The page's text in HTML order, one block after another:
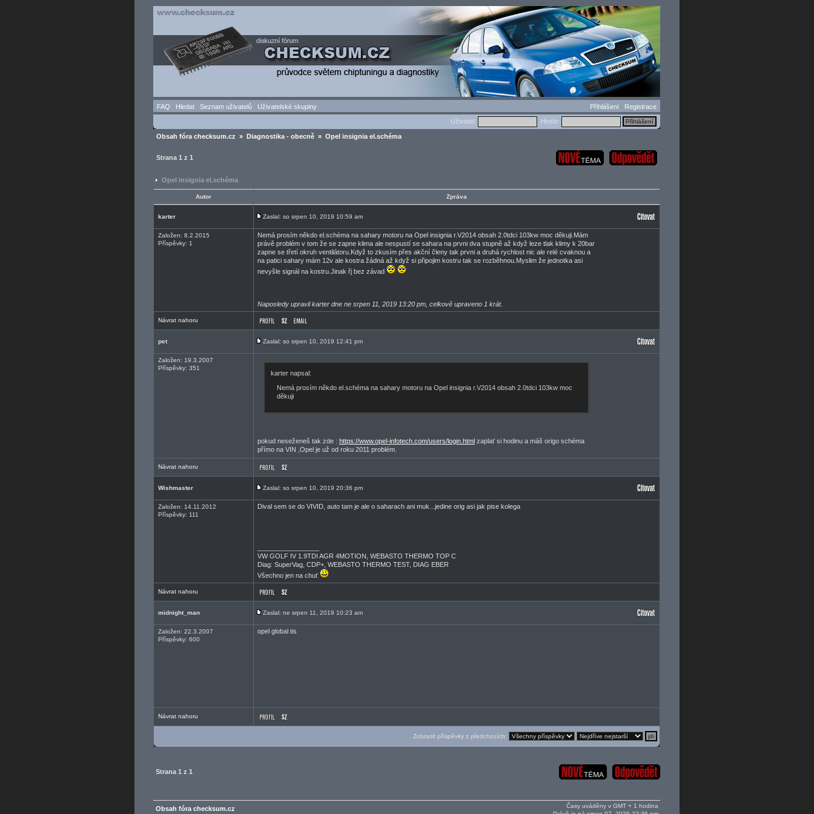
FAQ Hledat Seznam uživatelů Uživatelské skupiny Přihlášení
Registrace
Uživatel:
Heslo:
Obsah fóra checksum.cz » Diagnostika - obecně » Opel insignia el.schéma
Strana 1 z 1
Opel insignia el.schéma
Autor Zpráva
karter Zaslal: so srpen 10, 2019 10:59 am
Založen: 8.2.2015
Příspěvky: 1
Nemá prosím někdo el.schéma na sahary motoru na Opel insignia r.V2014 obsah 2.0tdci 103kw moc děkuji.Mám
právě problém v tom že se zapne klima ale nespustí se sahara na prvni dva stupně až když leze tlak klimy k 20bar
zapne se třetí okruh ventilátoru.Když to zkusím přes akční členy tak prvni a druhá rychlost nic ale relé cvaknou a
na patici sahary mám 12v ale kostra žádná až když si připojim kostru tak se rozběhnou.Myslim že jednotka asi
nevyšle signál na kostru.Jinak řj bez závad
Naposledy upravil karter dne ne srpen 11, 2019 13:20 pm, celkově upraveno 1 krát.
Návrat nahoru
pet Zaslal: so srpen 10, 2019 12:41 pm
Založen: 19.3.2007
Příspěvky: 351
karter napsal:
Nemá prosím někdo el.schéma na sahary motoru na Opel insignia r.V2014 obsah 2.0tdci 103kw moc
děkuji
pokud neseženeš tak zde : https://www.opel-infotech.com/users/login.html zaplať si hodinu a máš origo schéma
přímo na VIN ,Opel je už od roku 2011 problém.
Návrat nahoru
Wishmaster Zaslal: so srpen 10, 2019 20:36 pm
Založen: 14.11.2012
Příspěvky: 111
Dival sem se do VIVID, auto tam je ale o saharach ani muk...jedine orig asi jak pise kolega
VW GOLF IV 1.9TDI AGR 4MOTION, WEBASTO THERMO TOP C
Diag: SuperVag, CDP+, WEBASTO THERMO TEST, DIAG EBER
Všechno jen na chuť
Návrat nahoru
midnight_man Zaslal: ne srpen 11, 2019 10:23 am
Založen: 22.3.2007
Příspěvky: 600
opel global tis
Návrat nahoru
Zobrazit příspěvky z předchozích:
Strana 1 z 1
Časy uváděny v GMT + 1 hodina
Obsah fóra checksum.cz